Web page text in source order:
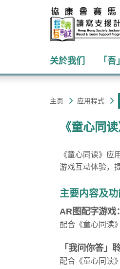
关於我们 「
主页 应用程式
《童心同
《童心同读》
游戏互动体验，
主要内容及
AR图配字游戏：
配合《童心同读
「我问你答」
配合《童心同读